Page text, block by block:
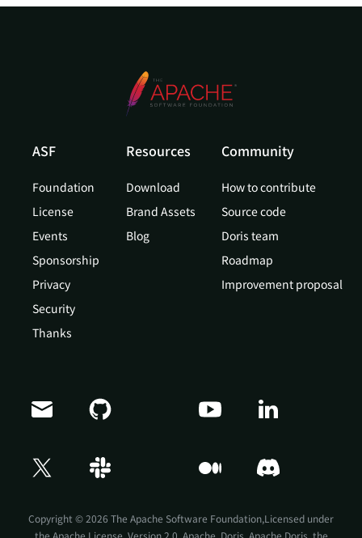
ASF
Foundation
License
Events
Sponsorship
Privacy
Security
Thanks
Resources
Download
Brand Assets
Blog
Community
How to contribute
Source code
Doris team
Roadmap
Improvement proposal
Copyright © 2026 The Apache Software Foundation,Licensed under
Doris Summit 26